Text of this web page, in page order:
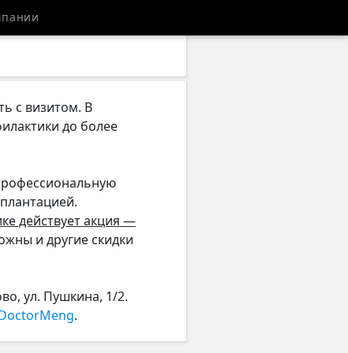
с визитом. В
до более
действует акция —
и другие скидки
ул. Пушкина, 1/2.
.